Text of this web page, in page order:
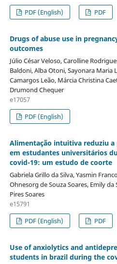
PDF (English)
PDF
Drugs of abuse use in
outcomes
Júlio César Veloso, Carolline
Baldoni, Alba Otoni, Sayonara Maria
Camargos Leão, Márcia Christina
Drumond Chequer
e17057
PDF (English)
Alimentação intuitiva reduziu
em estudantes universitários
covid-19: um estudo de coorte
Gabriela Grillo da Silva, Yasmin
Ohnesorg de Souza Soares, Emily da
Pires Soares
e15791
PDF (English)
PDF
Use of anxiolytics and
students in brazil during the